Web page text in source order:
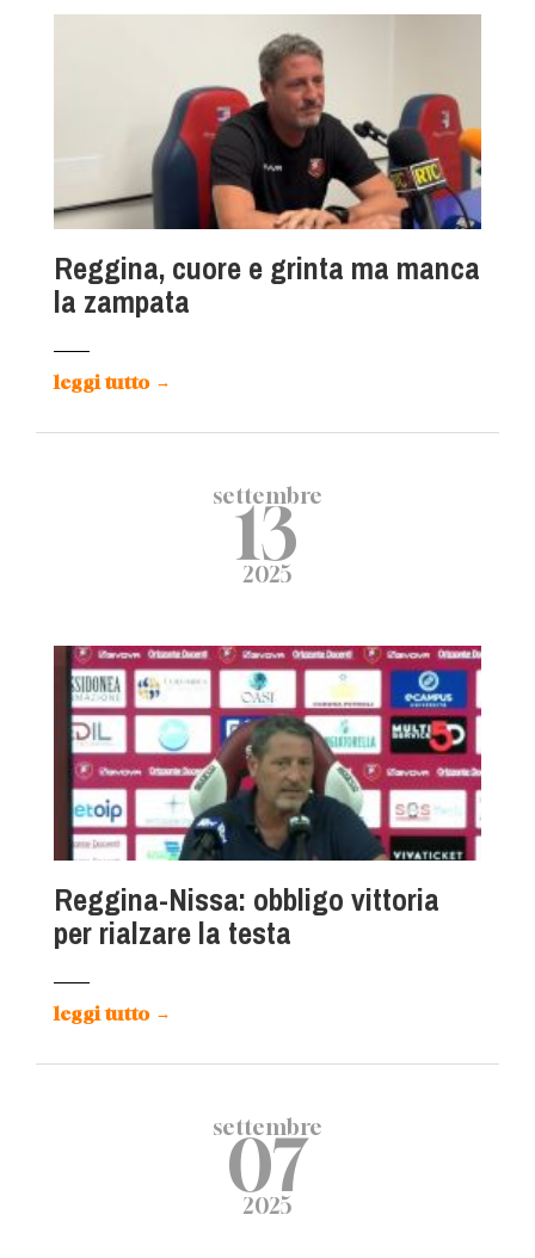
Reggina, cuore e grinta ma manca
la zampata
leggi tutto →
settembre
13
2025
Reggina-Nissa: obbligo vittoria
per rialzare la testa
leggi tutto →
settembre
07
2025